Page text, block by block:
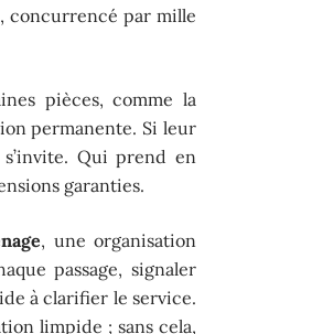
concurrencé par mille
pièces, comme la
permanente. Si leur
Qui prend en
garanties.
, une organisation
passage, signaler
à clarifier le service.
limpide ; sans cela,